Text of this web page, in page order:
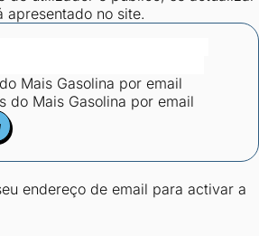
apresentado no site.
Mais Gasolina por email
do Mais Gasolina por email
endereço de email para activar a